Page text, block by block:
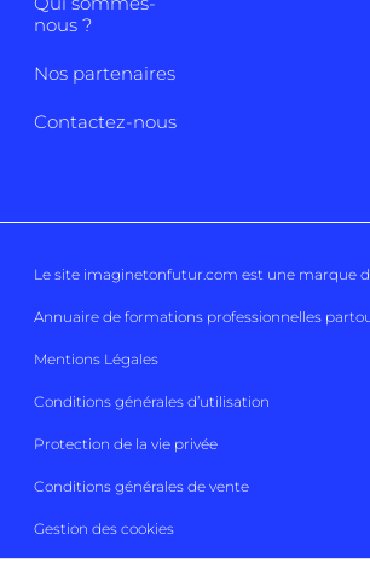
nous ?
Nos partenaires
Contactez-nous
Le site imaginetonfutur.com est une marque
Annuaire de formations professionnelles
Mentions Légales
Conditions générales d’utilisation
Protection de la vie privée
Conditions générales de vente
Gestion des cookies